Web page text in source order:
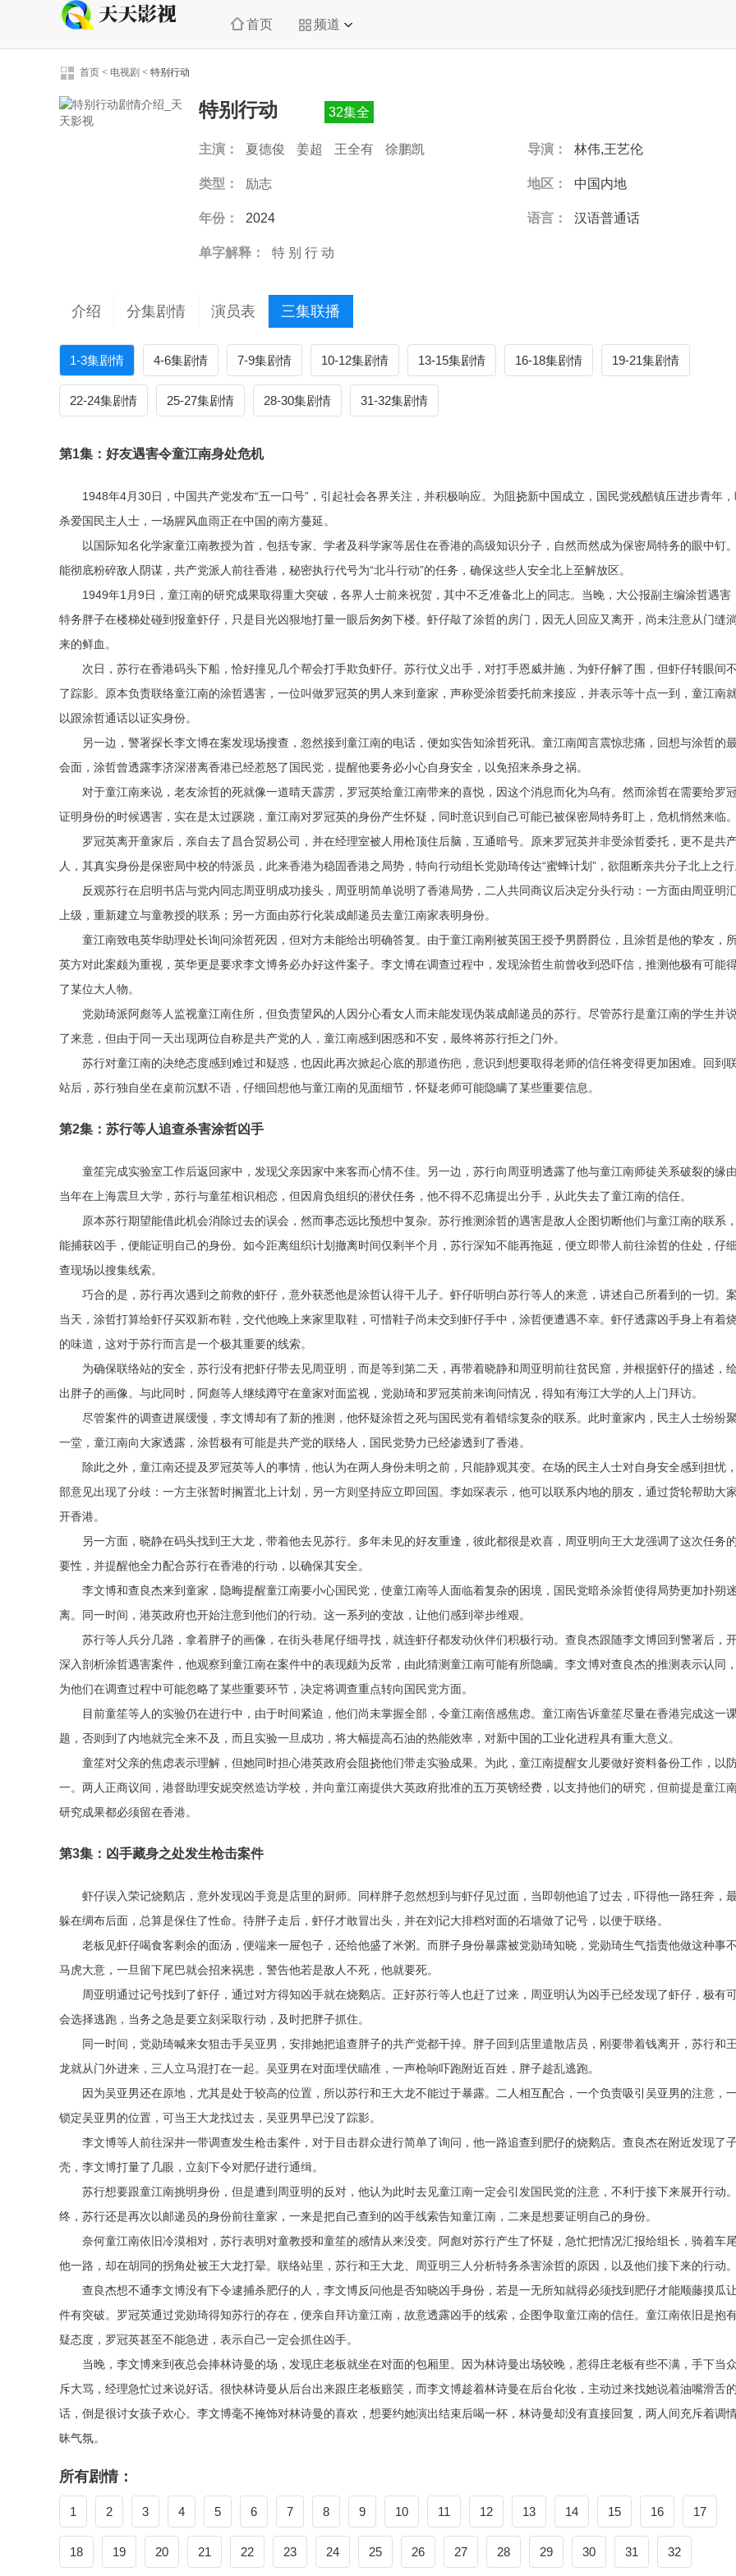
首页 频道
首页 < 电视剧 < 特别行动
特别行动 32集全
主演： 夏德俊 姜超 王全有 徐鹏凯 导演： 林伟,王艺伦
类型： 励志 地区： 中国内地
年份： 2024 语言： 汉语普通话
单字解释： 特 别 行 动
介绍 分集剧情 演员表 三集联播
1-3集剧情 4-6集剧情 7-9集剧情 10-12集剧情 13-15集剧情 16-18集剧情 19-21集剧情
22-24集剧情 25-27集剧情 28-30集剧情 31-32集剧情
第1集：好友遇害令童江南身处危机
1948年4月30日，中国共产党发布“五一口号”，引起社会各界关注，并积极响应。为阻挠新中国成立，国民党残酷镇压进步青年
杀爱国民主人士，一场腥风血雨正在中国的南方蔓延。
以国际知名化学家童江南教授为首，包括专家、学者及科学家等居住在香港的高级知识分子，自然而然成为保密局特务的眼中钉
能彻底粉碎敌人阴谋，共产党派人前往香港，秘密执行代号为“北斗行动”的任务，确保这些人安全北上至解放区。
1949年1月9日，童江南的研究成果取得重大突破，各界人士前来祝贺，其中不乏准备北上的同志。当晚，大公报副主编涂哲遇害
特务胖子在楼梯处碰到报童虾仔，只是目光凶狠地打量一眼后匆匆下楼。虾仔敲了涂哲的房门，因无人回应又离开，尚未注意从门缝
来的鲜血。
次日，苏行在香港码头下船，恰好撞见几个帮会打手欺负虾仔。苏行仗义出手，对打手恩威并施，为虾仔解了围，但虾仔转眼间
了踪影。原本负责联络童江南的涂哲遇害，一位叫做罗冠英的男人来到童家，声称受涂哲委托前来接应，并表示等十点一到，童江南
以跟涂哲通话以证实身份。
另一边，警署探长李文博在案发现场搜查，忽然接到童江南的电话，便如实告知涂哲死讯。童江南闻言震惊悲痛，回想与涂哲的
会面，涂哲曾透露李济深潜离香港已经惹怒了国民党，提醒他要务必小心自身安全，以免招来杀身之祸。
对于童江南来说，老友涂哲的死就像一道晴天霹雳，罗冠英给童江南带来的喜悦，因这个消息而化为乌有。然而涂哲在需要给罗
证明身份的时候遇害，实在是太过蹊跷，童江南对罗冠英的身份产生怀疑，同时意识到自己可能已被保密局特务盯上，危机悄然来临。
罗冠英离开童家后，亲自去了昌合贸易公司，并在经理室被人用枪顶住后脑，互通暗号。原来罗冠英并非受涂哲委托，更不是共
人，其真实身份是保密局中校的特派员，此来香港为稳固香港之局势，特向行动组长党勋琦传达“蜜蜂计划”，欲阻断亲共分子北上之行
反观苏行在启明书店与党内同志周亚明成功接头，周亚明简单说明了香港局势，二人共同商议后决定分头行动：一方面由周亚明
上级，重新建立与童教授的联系；另一方面由苏行化装成邮递员去童江南家表明身份。
童江南致电英华助理处长询问涂哲死因，但对方未能给出明确答复。由于童江南刚被英国王授予男爵爵位，且涂哲是他的挚友，
英方对此案颇为重视，英华更是要求李文博务必办好这件案子。李文博在调查过程中，发现涂哲生前曾收到恐吓信，推测他极有可能
了某位大人物。
党勋琦派阿彪等人监视童江南住所，但负责望风的人因分心看女人而未能发现伪装成邮递员的苏行。尽管苏行是童江南的学生并
了来意，但由于同一天出现两位自称是共产党的人，童江南感到困惑和不安，最终将苏行拒之门外。
苏行对童江南的决绝态度感到难过和疑惑，也因此再次掀起心底的那道伤疤，意识到想要取得老师的信任将变得更加困难。回到
站后，苏行独自坐在桌前沉默不语，仔细回想他与童江南的见面细节，怀疑老师可能隐瞒了某些重要信息。
第2集：苏行等人追查杀害涂哲凶手
童笙完成实验室工作后返回家中，发现父亲因家中来客而心情不佳。另一边，苏行向周亚明透露了他与童江南师徒关系破裂的缘由
当年在上海震旦大学，苏行与童笙相识相恋，但因肩负组织的潜伏任务，他不得不忍痛提出分手，从此失去了童江南的信任。
原本苏行期望能借此机会消除过去的误会，然而事态远比预想中复杂。苏行推测涂哲的遇害是敌人企图切断他们与童江南的联系
能捕获凶手，便能证明自己的身份。如今距离组织计划撤离时间仅剩半个月，苏行深知不能再拖延，便立即带人前往涂哲的住处，仔
查现场以搜集线索。
巧合的是，苏行再次遇到之前救的虾仔，意外获悉他是涂哲认得干儿子。虾仔听明白苏行等人的来意，讲述自己所看到的一切。
当天，涂哲打算给虾仔买双新布鞋，交代他晚上来家里取鞋，可惜鞋子尚未交到虾仔手中，涂哲便遭遇不幸。虾仔透露凶手身上有着
的味道，这对于苏行而言是一个极其重要的线索。
为确保联络站的安全，苏行没有把虾仔带去见周亚明，而是等到第二天，再带着晓静和周亚明前往贫民窟，并根据虾仔的描述，
出胖子的画像。与此同时，阿彪等人继续蹲守在童家对面监视，党勋琦和罗冠英前来询问情况，得知有海江大学的人上门拜访。
尽管案件的调查进展缓慢，李文博却有了新的推测，他怀疑涂哲之死与国民党有着错综复杂的联系。此时童家内，民主人士纷纷
一堂，童江南向大家透露，涂哲极有可能是共产党的联络人，国民党势力已经渗透到了香港。
除此之外，童江南还提及罗冠英等人的事情，他认为在两人身份未明之前，只能静观其变。在场的民主人士对自身安全感到担忧
部意见出现了分歧：一方主张暂时搁置北上计划，另一方则坚持应立即回国。李如琛表示，他可以联系内地的朋友，通过货轮帮助大
开香港。
另一方面，晓静在码头找到王大龙，带着他去见苏行。多年未见的好友重逢，彼此都很是欢喜，周亚明向王大龙强调了这次任务
要性，并提醒他全力配合苏行在香港的行动，以确保其安全。
李文博和查良杰来到童家，隐晦提醒童江南要小心国民党，使童江南等人面临着复杂的困境，国民党暗杀涂哲使得局势更加扑朔迷
离。同一时间，港英政府也开始注意到他们的行动。这一系列的变故，让他们感到举步维艰。
苏行等人兵分几路，拿着胖子的画像，在街头巷尾仔细寻找，就连虾仔都发动伙伴们积极行动。查良杰跟随李文博回到警署后，
深入剖析涂哲遇害案件，他观察到童江南在案件中的表现颇为反常，由此猜测童江南可能有所隐瞒。李文博对查良杰的推测表示认同
为他们在调查过程中可能忽略了某些重要环节，决定将调查重点转向国民党方面。
目前童笙等人的实验仍在进行中，由于时间紧迫，他们尚未掌握全部，令童江南倍感焦虑。童江南告诉童笙尽量在香港完成这一
题，否则到了内地就完全来不及，而且实验一旦成功，将大幅提高石油的热能效率，对新中国的工业化进程具有重大意义。
童笙对父亲的焦虑表示理解，但她同时担心港英政府会阻挠他们带走实验成果。为此，童江南提醒女儿要做好资料备份工作，以
一。两人正商议间，港督助理安妮突然造访学校，并向童江南提供大英政府批准的五万英镑经费，以支持他们的研究，但前提是童江
研究成果都必须留在香港。
第3集：凶手藏身之处发生枪击案件
虾仔误入荣记烧鹅店，意外发现凶手竟是店里的厨师。同样胖子忽然想到与虾仔见过面，当即朝他追了过去，吓得他一路狂奔，
躲在绸布后面，总算是保住了性命。待胖子走后，虾仔才敢冒出头，并在刘记大排档对面的石墙做了记号，以便于联络。
老板见虾仔喝食客剩余的面汤，便端来一屉包子，还给他盛了米粥。而胖子身份暴露被党勋琦知晓，党勋琦生气指责他做这种事
马虎大意，一旦留下尾巴就会招来祸患，警告他若是敌人不死，他就要死。
周亚明通过记号找到了虾仔，通过对方得知凶手就在烧鹅店。正好苏行等人也赶了过来，周亚明认为凶手已经发现了虾仔，极有
会选择逃跑，当务之急是要立刻采取行动，及时把胖子抓住。
同一时间，党勋琦喊来女狙击手吴亚男，安排她把追查胖子的共产党都干掉。胖子回到店里遣散店员，刚要带着钱离开，苏行和
龙就从门外进来，三人立马混打在一起。吴亚男在对面埋伏瞄准，一声枪响吓跑附近百姓，胖子趁乱逃跑。
因为吴亚男还在原地，尤其是处于较高的位置，所以苏行和王大龙不能过于暴露。二人相互配合，一个负责吸引吴亚男的注意，
锁定吴亚男的位置，可当王大龙找过去，吴亚男早已没了踪影。
李文博等人前往深井一带调查发生枪击案件，对于目击群众进行简单了询问，他一路追查到肥仔的烧鹅店。查良杰在附近发现了
壳，李文博打量了几眼，立刻下令对肥仔进行通缉。
苏行想要跟童江南挑明身份，但是遭到周亚明的反对，他认为此时去见童江南一定会引发国民党的注意，不利于接下来展开行动
终，苏行还是再次以邮递员的身份前往童家，一来是把自己查到的凶手线索告知童江南，二来是想要证明自己的身份。
奈何童江南依旧冷漠相对，苏行表明对童教授和童笙的感情从来没变。阿彪对苏行产生了怀疑，急忙把情况汇报给组长，骑着车
他一路，却在胡同的拐角处被王大龙打晕。联络站里，苏行和王大龙、周亚明三人分析特务杀害涂哲的原因，以及他们接下来的行动。
查良杰想不通李文博没有下令逮捕杀肥仔的人，李文博反问他是否知晓凶手身份，若是一无所知就得必须找到肥仔才能顺藤摸瓜
件有突破。罗冠英通过党勋琦得知苏行的存在，便亲自拜访童江南，故意透露凶手的线索，企图争取童江南的信任。童江南依旧是抱
疑态度，罗冠英甚至不能急进，表示自己一定会抓住凶手。
当晚，李文博来到夜总会捧林诗曼的场，发现庄老板就坐在对面的包厢里。因为林诗曼出场较晚，惹得庄老板有些不满，手下当
斥大骂，经理急忙过来说好话。很快林诗曼从后台出来跟庄老板赔笑，而李文博趁着林诗曼在后台化妆，主动过来找她说着油嘴滑舌的
话，倒是很讨女孩子欢心。李文博毫不掩饰对林诗曼的喜欢，想要约她演出结束后喝一杯，林诗曼却没有直接回复，两人间充斥着调
昧气氛。
所有剧情：
1 2 3 4 5 6 7 8 9 10 11 12 13 14 15 16 17
18 19 20 21 22 23 24 25 26 27 28 29 30 31 32